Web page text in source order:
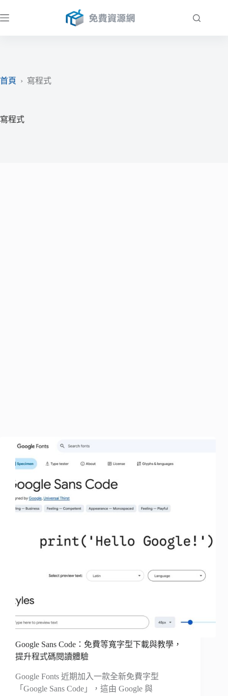
至
首頁
› 寫程式
寫程式
Google Sans Code：免費等寬字型下載與教學，
提升程式碼閱讀體驗
Google Fonts 近期加入一款全新免費字型
「Google Sans Code」，這由 Google 與